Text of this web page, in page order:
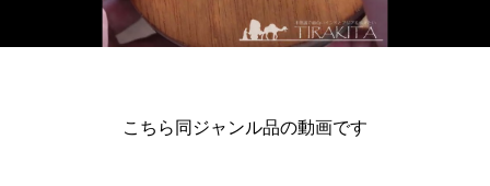
こちら同ジャンル品の動画です